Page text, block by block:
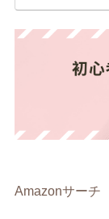
Amazonサーチ